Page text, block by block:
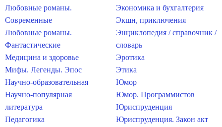
Любовные романы.
Современные
Любовные романы.
Фантастические
Медицина и здоровье
Мифы. Легенды. Эпос
Научно-образовательная
Научно-популярная
литература
Педагогика
Экономика и бухгалтерия
Экшн, приключения
Энциклопедия / справочник /
словарь
Эротика
Этика
Юмор
Юмор. Программистов
Юриспруденция
Юриспруденция. Закон акт